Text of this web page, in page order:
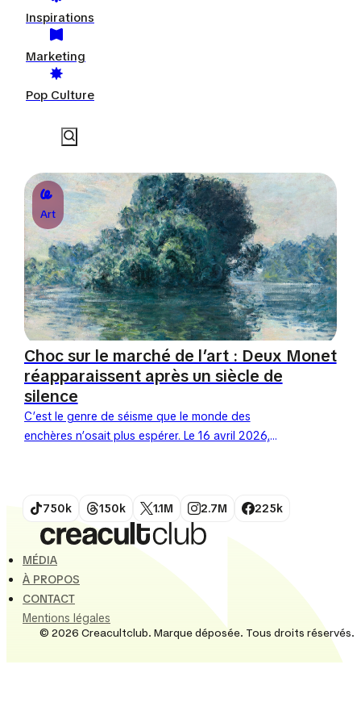
Inspirations
Marketing
Pop Culture
Art
Choc sur le marché de l’art : Deux Monet
réapparaissent après un siècle de
silence
C’est le genre de séisme que le monde des
enchères n’osait plus espérer. Le 16 avril 2026,
750k 150k 1.1M 2.7M 225k
MÉDIA
À PROPOS
CONTACT
Mentions légales
© 2026 Creacultclub. Marque déposée. Tous droits réservés.